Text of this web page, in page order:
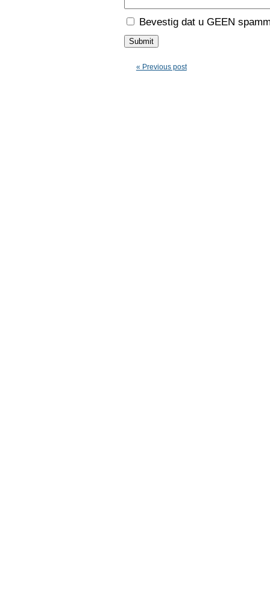
Bevestig dat u GEEN
« Previous post